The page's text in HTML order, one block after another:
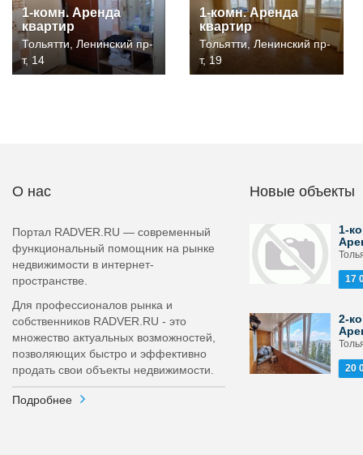
1-комн. Аренда
квартир
Тольятти, Ленинский пр-
т, 14
1-комн. Аренда
квартир
Тольятти, Ленинский пр-
т, 19
О нас
Портал RADVER.RU — современный
функциональный помощник на рынке
недвижимости в интернет-
пространстве.
Для профессионалов рынка и
собственников RADVER.RU - это
множество актуальных возможностей,
позволяющих быстро и эффективно
продать свои объекты недвижимости.
Подробнее
Новые объекты
1-
17
2-
20